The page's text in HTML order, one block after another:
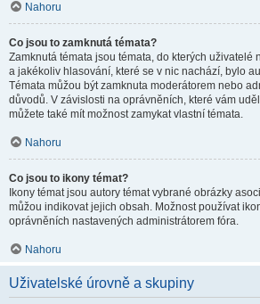
Nahoru
Co jsou to zamknutá témata?
Zamknutá témata jsou témata, do kterých uživatelé
a jakékoliv hlasování, které se v nic nachází, bylo
Témata můžou být zamknuta moderátorem nebo
důvodů. V závislosti na oprávněních, které vám
můžete také mít možnost zamykat vlastní témata.
Nahoru
Co jsou to ikony témat?
Ikony témat jsou autory témat vybrané obrázky
můžou indikovat jejich obsah. Možnost používat
oprávněních nastavených administrátorem fóra.
Nahoru
Uživatelské úrovně a skupiny